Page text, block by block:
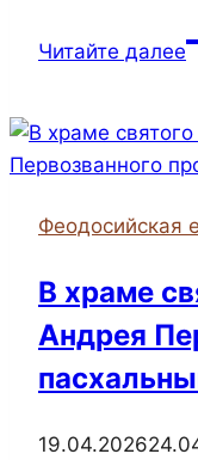
Читайте далее
III
Феодосийская
В храме
Андрея
19.04.2026